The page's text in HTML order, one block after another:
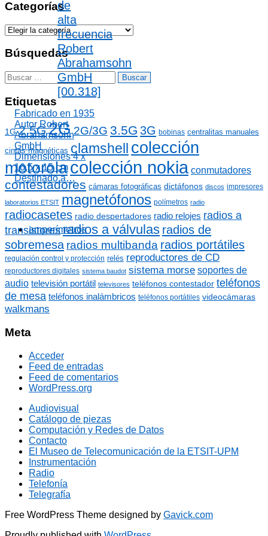
de
alta
frecuencia
Robert
Abrahamsohn
GmbH
[00.318]
Fabricado en 1935
Autor Robert
Abrahamsohn
GmbH
Dimensiones 4 x
16,5 x 15 cm
Destinado a…
amperímetros
c
i
v
s
Categorías
C
t
g
o
í
Búsquedas
B
u
s
c
r
Etiquetas
1G 2.5G2G 2G/3G 3.5G 3G bobinas centralitas manuales
cintas magnéticas clamshell
colección
motorolacolección nokia conmutadores
contestadores cámaras fotográficas dictáfonos discos impresores
laboratorios ETSIT magnetófonos polímetros radio
radiocasetes radio despertadores radio relojes radios a
transistores radios a válvulas radios de
sobremesa radios multibanda radios portátiles
regulación control y protección relés reproductores de CD
reproductores digitales sistema baudot sistema morse soportes de
audio televisión portátil televisores teléfonos contestador teléfonos
de mesa teléfonos inalámbricos teléfonos portátiles videocámaras
walkmans
Meta
Acceder
Feed de entradas
Feed de comentarios
WordPress.org
Audiovisual
Catálogo de piezas
Computación y Redes de Datos
Contacto
El Museo de Telecomunicación de la ETSIT-UPM
Instrumentación
Radio
Telefonía
Telegrafía
Free WordPress Theme designed by Gavick.com